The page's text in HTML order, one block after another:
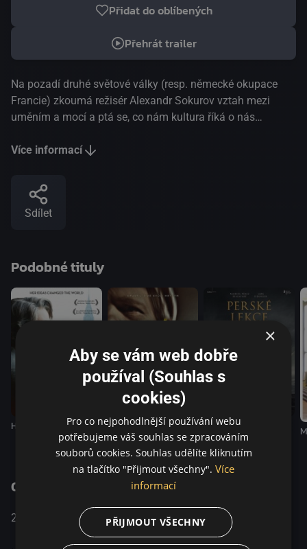
Přidat do oblíbených
Přehrát trailer
Na pozadí druhé světové války (resp. německé okupace
Francie) zkoumá režisér Alexandr Sokurov vztah mezi
uměním a mocí a ptá se, co nám kultura říká o nás
procházkou pařížským muzeem Louvre, kterým diváka
Francouzské republiky. Louvre tu vedle ředitele M.
Jacquese Jaujarda a kunsthistorika Metternicha funguje
jako třetí hlavní postava – jako úchvatná kulisa i
Více informací
Sdílet
Podobné tituly
Hannah Arendt Saulův syn Perské lekce
O pořadu
2015
Německo / Francie /
Nizozemsko
Historický
×
Aby se vám web dobře
používal (Souhlas s
cookies)
Pro co nejpohodlnější používání webu
potřebujeme váš souhlas se zpracováním
souborů cookies. Souhlas udělíte kliknutím
na tlačítko "Přijmout všechny". Více
informací
PŘIJMOUT VŠECHNY